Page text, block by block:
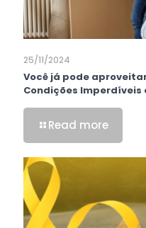
25/11/2024
Você já pode
Condições Imperdíveis
Read more